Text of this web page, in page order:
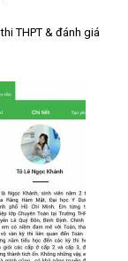
THPT & đánh giá